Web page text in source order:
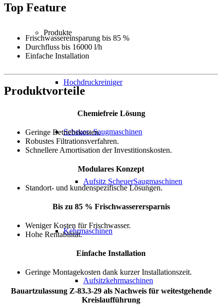
Produkte
Hochdruckreiniger
Scheuer- Saugmaschinen
Aufsitz ScheuerSaugmaschinen
Kehrmaschinen
Aufsitzkehrmaschinen
Top Feature
Frischwassereinsparung bis 85 %
Durchfluss bis 16000 l/h
Einfache Installation
Produktvorteile
Chemiefreie Lösung
Geringe Betriebskosten.
Robustes Filtrationsverfahren.
Schnellere Amortisation der Investitionskosten.
Modulares Konzept
Standort- und kundenspezifische Lösungen.
Bis zu 85 % Frischwasserersparnis
Weniger Kosten für Frischwasser.
Hohe Rentabilität.
Einfache Installation
Geringe Montagekosten dank kurzer Installationszeit.
Bauartzulassung Z-83.3-29 als Nachweis für weitestgehende
Kreislaufführung